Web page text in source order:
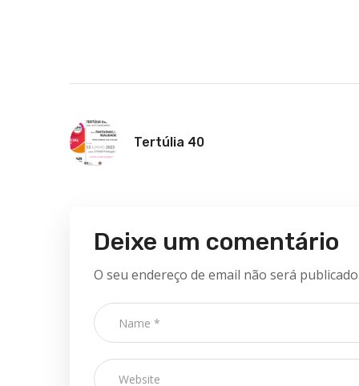
Tertúlia 40
Deixe um comentário
O seu endereço de email não será